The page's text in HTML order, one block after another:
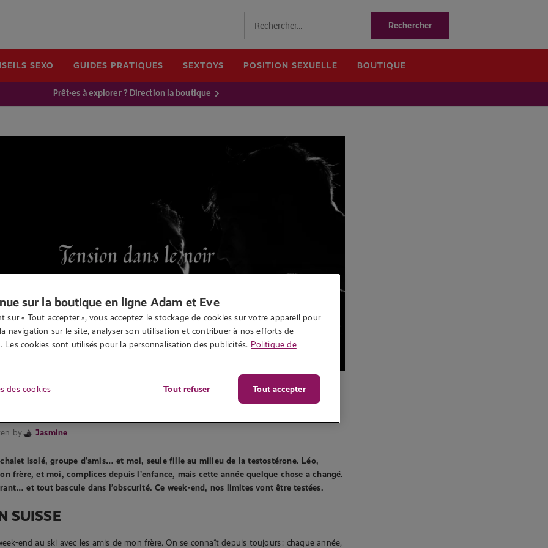
SEXO GUIDES PRATIQUES SEXTOYS POSITION SEXUELLE BOUTIQUE
Prêt·es à explorer ? Direction la boutique
fois
le noir #1
by Jasmine
isolé, groupe d’amis… et moi, seule fille au milieu de la testostérone. Léo,
frère, et moi, complices depuis l’enfance, mais cette année quelque chose a changé.
et tout bascule dans l’obscurité. Ce week-end, nos limites vont être testées.
SUISSE
end au ski avec les amis de mon frère. On se connaît depuis toujours : chaque année,
sur la boutique en ligne Adam et Eve
sur « Tout accepter », vous acceptez le stockage de cookies sur votre appareil pour
navigation sur le site, analyser son utilisation et contribuer à nos efforts de
Les cookies sont utilisés pour la personnalisation des publicités. Politique de
des cookies Tout refuser Tout accepter